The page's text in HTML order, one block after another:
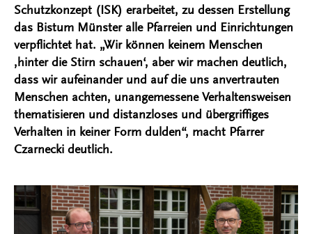
Schutzkonzept (ISK) erarbeitet, zu dessen Erstellung
das Bistum Münster alle Pfarreien und Einrichtungen
verpflichtet hat. „Wir können keinem Menschen
,hinter die Stirn schauen‘, aber wir machen deutlich,
dass wir aufeinander und auf die uns anvertrauten
Menschen achten, unangemessene Verhaltensweisen
thematisieren und distanzloses und übergriffiges
Verhalten in keiner Form dulden“, macht Pfarrer
Czarnecki deutlich.